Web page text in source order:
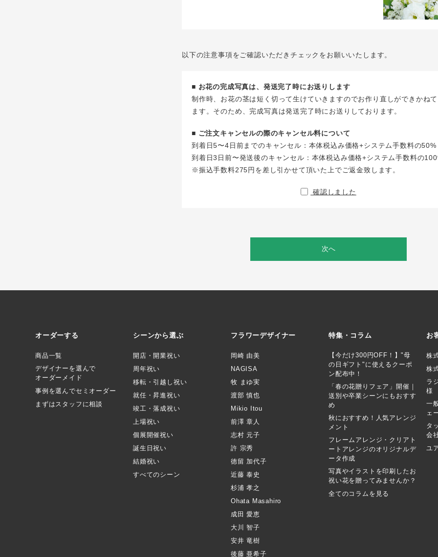
以下の注意事項をご確認いただきチェックをお願いいたします。
■ お花の完成写真は、発送完了時にお送りします
制作時、お花の茎は短く切って生けていきますのでお作り直しができかね
ます。そのため、完成写真は発送完了時にお送りしております。
■ ご注文キャンセルの際のキャンセル料について
到着日5〜4日前までのキャンセル：本体税込み価格+システム手数料の50%
到着日3日前〜発送後のキャンセル：本体税込み価格+システム手数料の
※振込手数料275円を差し引かせて頂いた上でご返金致します。
確認しました
次へ
オーダーする
商品一覧
デザイナーを選んで
オーダーメイド
事例を選んでセミオーダー
まずはスタッフに相談
シーンから選ぶ
開店・開業祝い
周年祝い
移転・引越し祝い
就任・昇進祝い
竣工・落成祝い
上場祝い
個展開催祝い
誕生日祝い
結婚祝い
すべてのシーン
フラワーデザイナー
岡崎 由美
NAGISA
牧 まゆ実
渡部 慎也
Mikio Itou
前澤 章人
志村 元子
許 宗秀
徳留 加代子
近藤 泰史
杉浦 孝之
Ohata Masahiro
成田 愛恵
大川 智子
安井 竜樹
後藤 亜希子
特集・コラム
【今だけ300円OFF！】"母
の日ギフト"に使えるクーポ
ン配布中！
「春の花贈りフェア」開催｜
送別や卒業シーンにもおすす
め
秋におすすめ！人気アレンジ
メント
フレームアレンジ・クリアト
ートアレンジのオリジナルデ
ータ作成
写真やイラストを印刷したお
祝い花を贈ってみませんか？
全てのコラムを見る
お
株
株
ラ
様
一
ェ
タ
会
ユ